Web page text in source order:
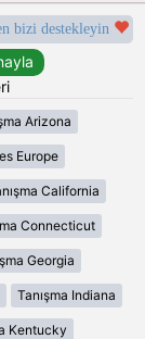
bizi destekleyin
Arizona
Europe
California
Connecticut
Georgia
Tanışma Indiana
Kentucky